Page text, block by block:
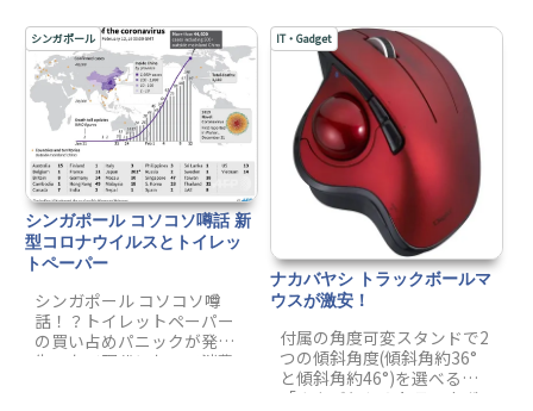
ーションを開催していま
す。
回った。
シンガポール
シンガポール コソコソ噂話 新
型コロナウイルスとトイレッ
トペーパー
シンガポール コソコソ噂
話！？トイレットペーパー
の買い占めパニックが発
生！なぜ現代において消費
IT・Gadget
ナカバヤシ トラックボールマ
ウスが激安！
付属の角度可変スタンドで2
つの傾斜角度(傾斜角約36°
と傾斜角約46°)を選べる
「ナカバヤシのトラックボ